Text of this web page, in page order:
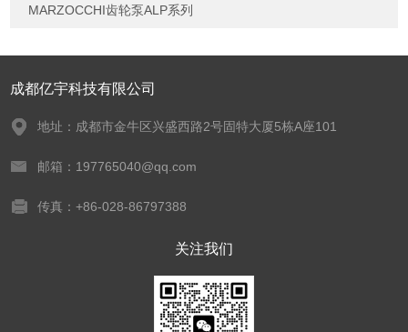
MARZOCCHI齿轮泵ALP系列
成都亿宇科技有限公司
地址：成都市金牛区兴盛西路2号固特大厦5栋A座101
邮箱：197765040@qq.com
传真：+86-028-86797388
关注我们